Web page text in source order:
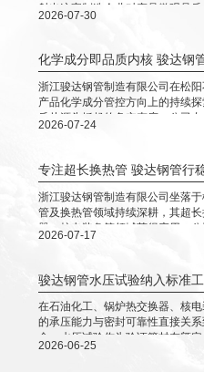
射出这家制造企业对产品微观品
和经营不锈钢无缝管、圆钢、不
微镜的技术内涵及企业实践等角
与稳步发展。
2026-07-30
化学成分即品质内核 骏达钢
浙江骏达钢管制造有限公司在松
产品化学成分管控方向上的持续
质从源头抓起的务实态度。公司
销售，产品在石油化工、锅炉热
呈现骏达钢管在该领域的务实探索
2026-07-24
专注超长换热管 骏达钢管行
浙江骏达钢管制造有限公司坐落
管及换热管领域持续深耕，其超
器、核电装备等领域获得应用。
设备，材质覆盖奥氏体不锈钢、
与稳步发展。
2026-07-17
骏达钢管水压试验纳入标准
在石油化工、锅炉热交换器、核
的承压能力与密封可靠性直接关
命。水压试验作为验证管材在额
被纳入浙江骏达钢管制造有限公
2026-06-25